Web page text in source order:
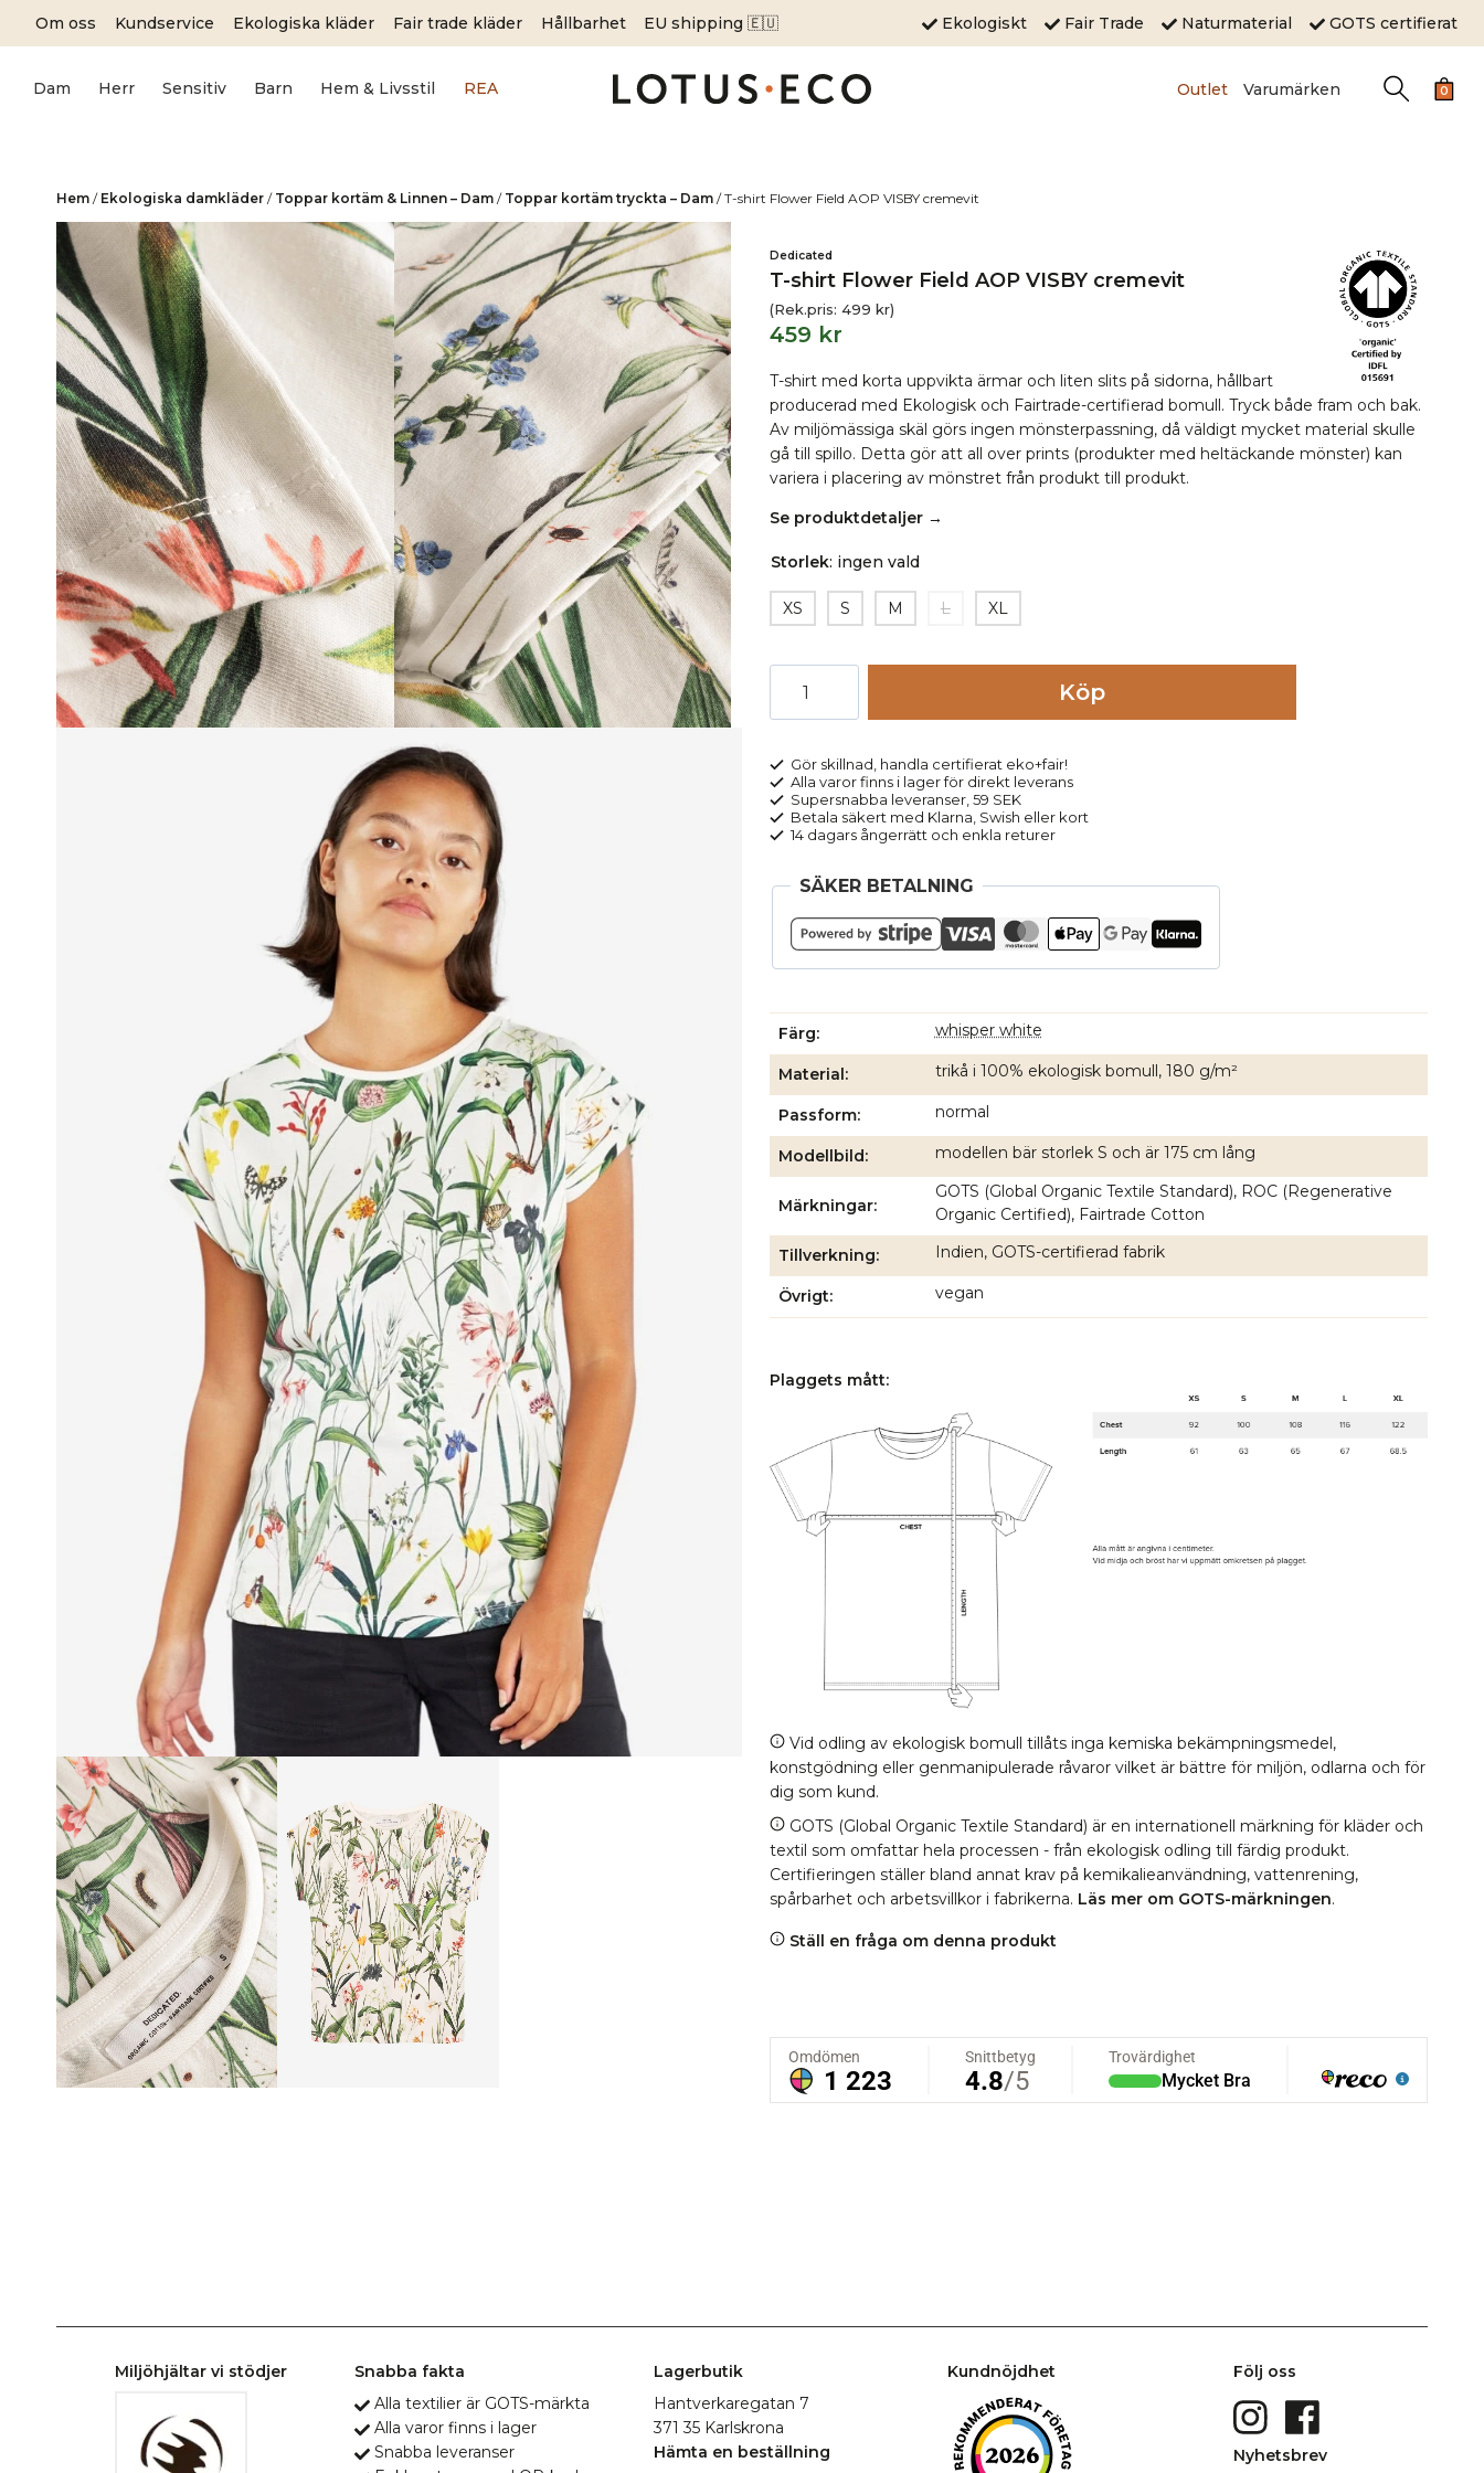
Om oss Kundservice Ekologiska kläder Fair trade kläder Hållbarhet EU shipping 🇪🇺 Ekologiskt Fair Trade Naturmaterial GOTS certifierat
Dam Herr Sensitiv Barn Hem & Livsstil REA Outlet Varumärken 0
Hem / Ekologiska damkläder / Toppar kortäm & Linnen – Dam / Toppar kortäm tryckta – Dam /T-shirt Flower Field AOP VISBY cremevit
Dedicated
T-shirt Flower Field AOP VISBY cremevit
(Rek.pris: 499 kr)
459 kr
T-shirt med korta uppvikta ärmar och liten slits på sidorna, hållbart
producerad med Ekologisk och Fairtrade-certifierad bomull. Tryck både fram och bak.
Av miljömässiga skäl görs ingen mönsterpassning, då väldigt mycket material skulle
gå till spillo. Detta gör att all over prints (produkter med heltäckande mönster) kan
variera i placering av mönstret från produkt till produkt.
Se produktdetaljer →
Storlek: ingen vald
XS S M L XL
shirt
Field
AOP
VISBY
cremevit
mängd
Köp
Gör skillnad, handla certifierat eko+fair!
Alla varor finns i lager för direkt leverans
Supersnabba leveranser, 59 SEK
Betala säkert med Klarna, Swish eller kort
14 dagars ångerrätt och enkla returer
SÄKER BETALNING
Färg whisper white
Material trikå i 100% ekologisk bomull, 180 g/m²
Passform normal
Modellbild modellen bär storlek S och är 175 cm lång
Märkningar
GOTS (Global Organic Textile Standard), ROC (Regenerative
Organic Certified), Fairtrade Cotton
Tillverkning Indien, GOTS-certifierad fabrik
Övrigt vegan
Plaggets mått:
Vid odling av ekologisk bomull tillåts inga kemiska bekämpningsmedel,
konstgödning eller genmanipulerade råvaror vilket är bättre för miljön, odlarna och för
dig som kund.
GOTS (Global Organic Textile Standard) är en internationell märkning för kläder och
textil som omfattar hela processen - från ekologisk odling till färdig produkt.
Certifieringen ställer bland annat krav på kemikalieanvändning, vattenrening,
spårbarhet och arbetsvillkor i fabrikerna. Läs mer om GOTS-märkningen.
Ställ en fråga om denna produkt
Miljöhjältar vi stödjer
Snabba fakta
Alla textilier är GOTS-märkta
Alla varor finns i lager
Snabba leveranser
Lagerbutik
Hantverkaregatan 7
371 35 Karlskrona
Hämta en beställning
Kundnöjdhet Följ oss
Nyhetsbrev